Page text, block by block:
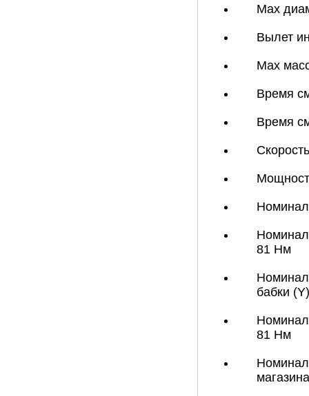
Max
Вылет
Max
Время
Время
81 Нм
бабки
81 Нм